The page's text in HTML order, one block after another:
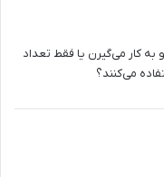
به کار می‌گیرن یا فقط تعداد
می‌کنند؟